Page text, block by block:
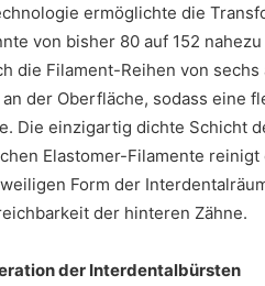
ermöglichte die
von bisher 80 auf 152
die Filament-Reihen von
der Oberfläche, sodass eine
Die einzigartig dichte Schicht
Elastomer-Filamente
Form der
der hinteren Zähne.
der Interdentalbürsten